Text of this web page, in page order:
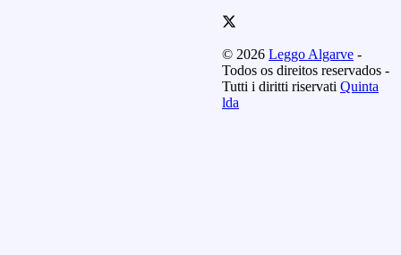
© 2026 Leggo Algarve -
Todos os direitos reservados -
Tutti i diritti riservati Quinta
lda